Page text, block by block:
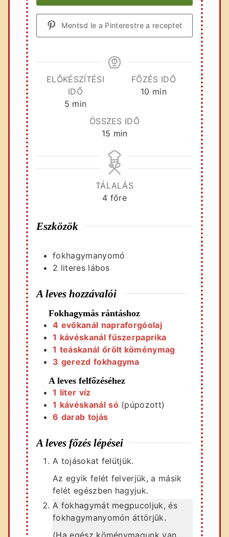
Mentsd le a Pinterestre a receptet
ELŐKÉSZÍTÉSI
IDŐ
5 perc
min
FŐZÉS IDŐ
10 perc
min
ÖSSZES IDŐ
15 perc
min
TÁLALÁS
4 főre
Eszközök
fokhagymanyomó
2 literes lábos
A leves hozzávalói
Fokhagymás rántáshoz
4 evőkanál napraforgóolaj
1 kávéskanál fűszerpaprika
1 teáskanál őrölt köménymag
3 gerezd fokhagyma
A leves felfőzéséhez
1 liter víz
1 kávéskanál só (púpozott)
6 darab tojás
A leves főzés lépései
A tojásokat felütjük.
Az egyik felét felverjük, a másik
felét egészben hagyjuk.
A fokhagymát megpucoljuk, és
fokhagymanyomón áttörjük.